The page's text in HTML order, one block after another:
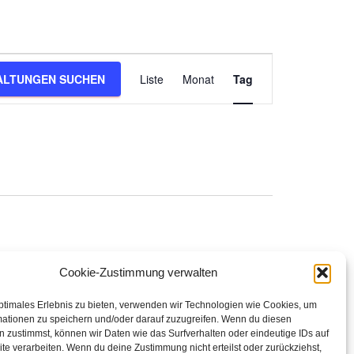
Cookie-Zustimmung verwalten
Erlebnis zu bieten, verwenden wir Technologien wie Cookies, um
zu speichern und/oder darauf zuzugreifen. Wenn du diesen
zustimmst, können wir Daten wie das Surfverhalten oder eindeutige IDs auf
verarbeiten. Wenn du deine Zustimmung nicht erteilst oder zurückziehst,
SUCHEN
V
e
a
s
t
Liste Monat Tag